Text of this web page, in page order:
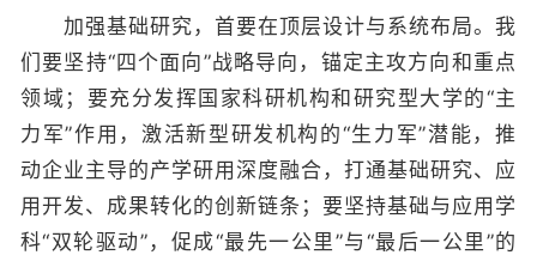
加强基础研究，首要在顶层设计与系统布局。我
们要坚持“四个面向”战略导向，锚定主攻方向和重点
领域；要充分发挥国家科研机构和研究型大学的“主
力军”作用，激活新型研发机构的“生力军”潜能，推
动企业主导的产学研用深度融合，打通基础研究、应
用开发、成果转化的创新链条；要坚持基础与应用学
科“双轮驱动”，促成“最先一公里”与“最后一公里”的